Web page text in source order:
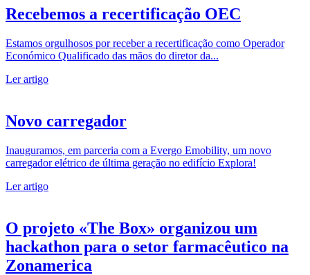
Recebemos a recertificação OEC
Estamos orgulhosos por receber a recertificação como Operador
Económico Qualificado das mãos do diretor da...
Ler artigo
Novo carregador
Inauguramos, em parceria com a Evergo Emobility, um novo
carregador elétrico de última geração no edifício Explora!
Ler artigo
O projeto «The Box» organizou um
hackathon para o setor farmacêutico na
Zonamerica